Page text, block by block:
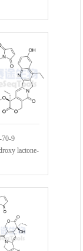
70-9
lactone-